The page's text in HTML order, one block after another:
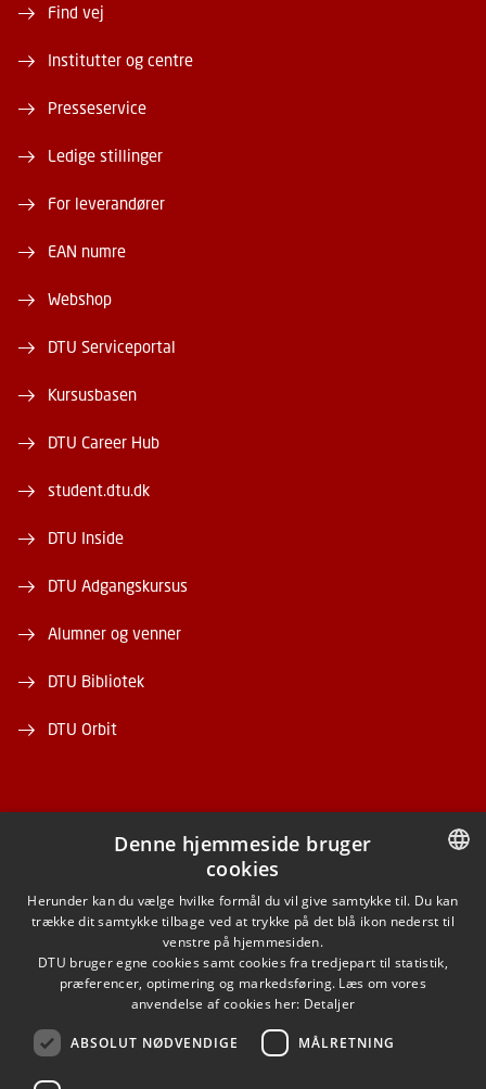
Find vej
Institutter og centre
Presseservice
Ledige stillinger
For leverandører
EAN numre
Webshop
DTU Serviceportal
Kursusbasen
DTU Career Hub
student.dtu.dk
DTU Inside
DTU Adgangskursus
Alumner og venner
DTU Bibliotek
DTU Orbit
FACEBOOK
INSTAGRAM
LINKEDIN
YOUTUBE
DANISH
ENGLISH
Denne hjemmeside bruger
cookies
Herunder kan du vælge hvilke formål du vil give samtykke til. Du kan
trække dit samtykke tilbage ved at trykke på det blå ikon nederst til
venstre på hjemmesiden.
DTU bruger egne cookies samt cookies fra tredjepart til statistik,
præferencer, optimering og markedsføring. Læs om vores
anvendelse af cookies her: Detaljer
ABSOLUT NØDVENDIGE MÅLRETNING